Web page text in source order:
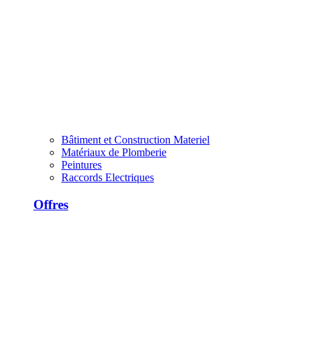
Bâtiment et Construction Materiel
Matériaux de Plomberie
Peintures
Raccords Electriques
Offres